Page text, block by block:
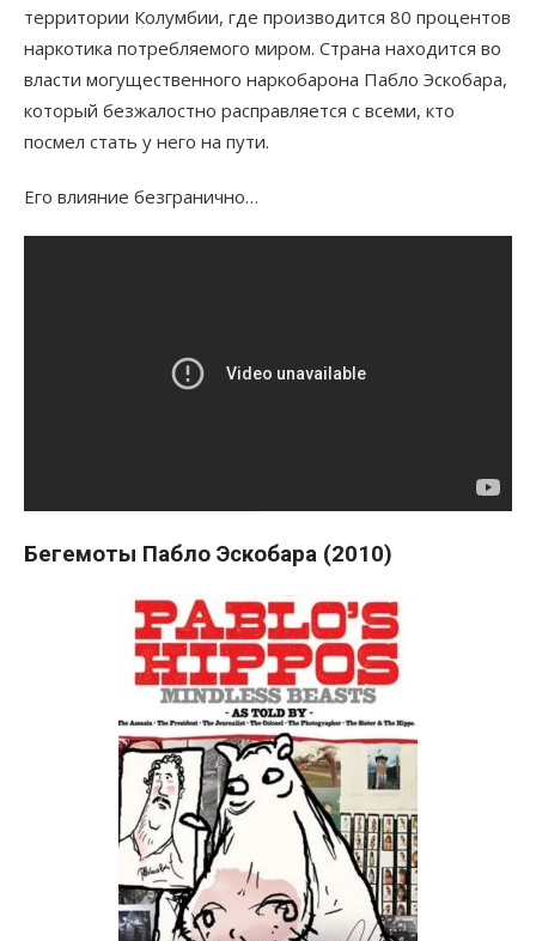
территории Колумбии, где производится 80 процентов
наркотика потребляемого миром. Страна находится во
власти могущественного наркобарона Пабло Эскобара,
который безжалостно расправляется с всеми, кто
посмел стать у него на пути.
Его влияние безгранично…
Бегемоты Пабло Эскобара (2010)